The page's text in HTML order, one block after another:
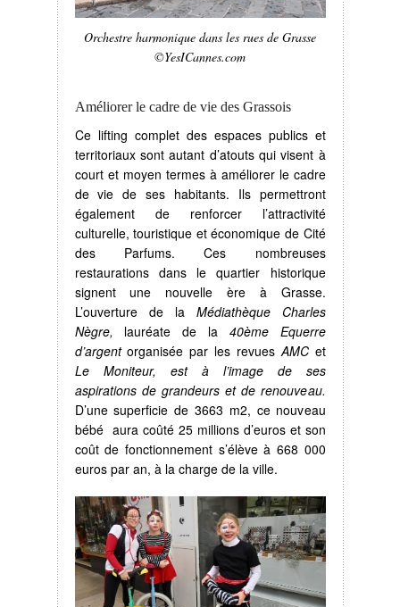
Orchestre harmonique dans les rues de Grasse
©YesICannes.com
Améliorer le cadre de vie des Grassois
Ce lifting complet des espaces publics et
territoriaux sont autant d’atouts qui visent à
court et moyen termes à améliorer le cadre
de vie de ses habitants. Ils permettront
également de renforcer l’attractivité
culturelle, touristique et économique de Cité
des Parfums. Ces nombreuses
restaurations dans le quartier historique
signent une nouvelle ère à Grasse.
L’ouverture de la Médiathèque Charles
Nègre, lauréate de la 40ème Equerre
d’argentorganisée par les revuesAMC et
Le Moniteur, est à l’image de ses
aspirations de grandeurs et de renouveau.
D’une superficie de 3663 m2, ce nouveau
bébé aura coûté 25 millions d’euros et son
coût de fonctionnement s’élève à 668 000
euros par an, à la charge de la ville.